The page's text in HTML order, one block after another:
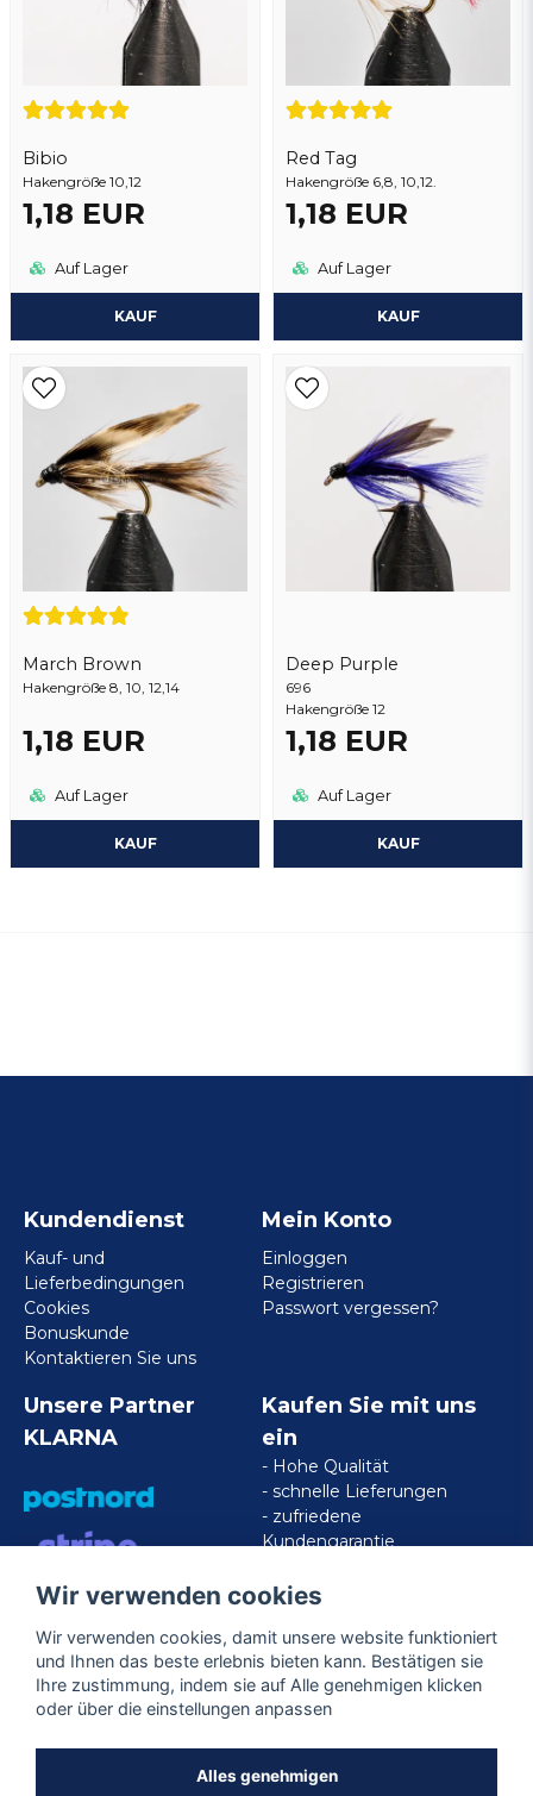
Bibio
Hakengröße 10,12
1,18 EUR
Auf Lager
KAUF
Red Tag
Hakengröße 6,8, 10,12.
1,18 EUR
Auf Lager
KAUF
March Brown
Hakengröße 8, 10, 12,14
1,18 EUR
Auf Lager
KAUF
Deep Purple
696
Hakengröße 12
1,18 EUR
Auf Lager
KAUF
Frage senden
Kundendienst
Kauf- und
Lieferbedingungen
Cookies
Bonuskunde
Kontaktieren Sie uns
Mein Konto
Einloggen
Registrieren
Passwort vergessen?
Unsere Partner
KLARNA
VISA/MASTERCARD/AMERICAN
EXPRESS
Kaufen Sie mit uns
ein
- Hohe Qualität
- schnelle Lieferungen
- zufriedene
Kundengarantie
Folgen Sie uns
Wir verwenden cookies
Wir verwenden cookies, damit unsere website funktioniert
und Ihnen das beste erlebnis bieten kann. Bestätigen sie
Ihre zustimmung, indem sie auf Alle genehmigen klicken
oder über die einstellungen anpassen
Alles genehmigen